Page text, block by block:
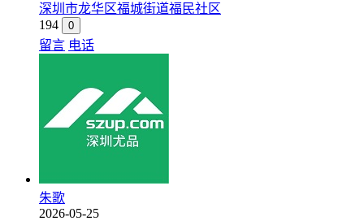
深圳市龙华区福城街道福民社区
194
0
留言 电话
朱歌
2026-05-25